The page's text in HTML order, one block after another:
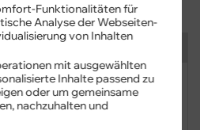
Funktionalitäten für
Analyse der Webseiten-
von Inhalten
mit ausgewählten
Inhalte passend zu
oder um gemeinsame
nachzuhalten und